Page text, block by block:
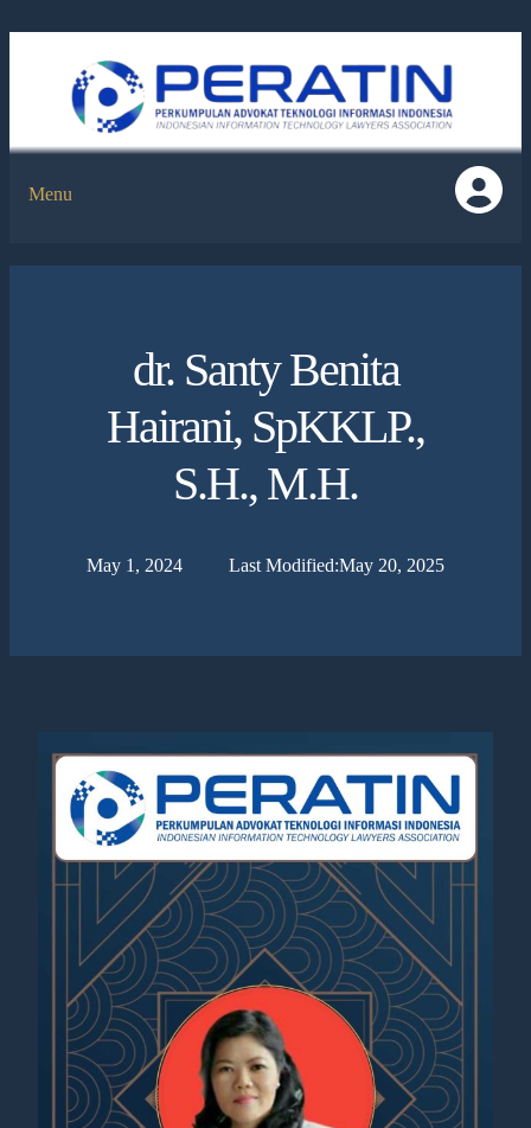
Menu
dr. Santy Benita
Hairani, SpKKLP.,
S.H., M.H.
May 1, 2024 Last Modified:May 20, 2025